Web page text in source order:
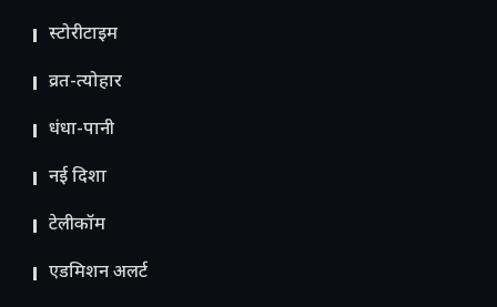
स्टोरीटाइम
व्रत-त्योहार
धंधा-पानी
नई दिशा
टेलीकॉम
ए​डमिशन अलर्ट